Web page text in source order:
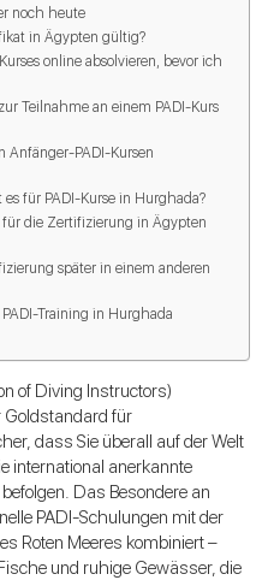
noch heute
in Ägypten gültig?
online absolvieren, bevor ich
Teilnahme an einem PADI-Kurs
Anfänger-PADI-Kursen
für PADI-Kurse in Hurghada?
die Zertifizierung in Ägypten
später in einem anderen
Training in Hurghada
of Diving Instructors)
Goldstandard für
dass Sie überall auf der Welt
international anerkannte
Das Besondere an
PADI-Schulungen mit der
Roten Meeres kombiniert –
und ruhige Gewässer, die